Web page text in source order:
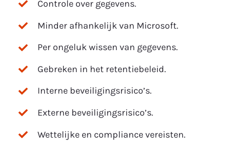
Controle over gegevens.
Minder afhankelijk van Microsoft.
Per ongeluk wissen van gegevens.
Gebreken in het retentiebeleid.
Interne beveiligingsrisico’s.
Externe beveiligingsrisico’s.
Wettelijke en compliance vereisten.